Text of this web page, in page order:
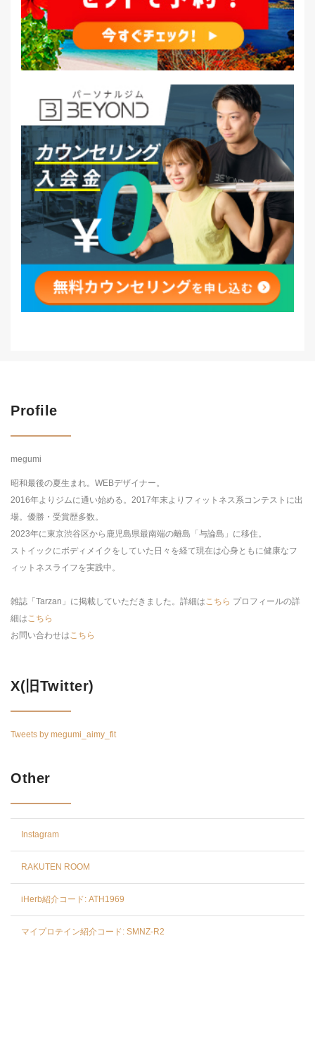
Profile
megumi
昭和最後の夏生まれ。WEBデザイナー。
2016年よりジムに通い始める。2017年末よりフィットネス系コンテストに出
場。優勝・受賞歴多数。
2023年に東京渋谷区から鹿児島県最南端の離島「与論島」に移住。
ストイックにボディメイクをしていた日々を経て現在は心身ともに健康なフ
ィットネスライフを実践中。
雑誌「Tarzan」に掲載していただきました。詳細はこちら プロフィールの詳
細はこちら
お問い合わせはこちら
X(旧Twitter)
Tweets by megumi_aimy_fit
Other
Instagram
RAKUTEN ROOM
iHerb紹介コード: ATH1969
マイプロテイン紹介コード: SMNZ-R2